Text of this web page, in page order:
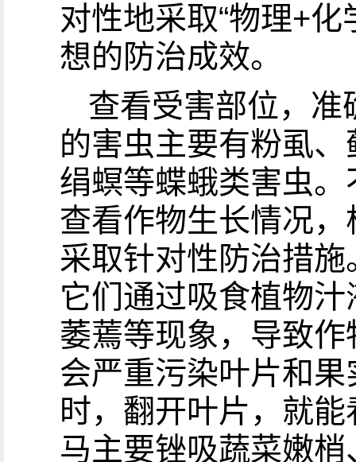
对性地采取“物理+
想的防治成效。
查看受害部位，准
的害虫主要有粉虱
绢螟等蝶蛾类害虫
查看作物生长情况
采取针对性防治措
它们通过吸食植物
萎蔫等现象，导致
会严重污染叶片和
时，翻开叶片，就
马主要锉吸蔬菜嫩